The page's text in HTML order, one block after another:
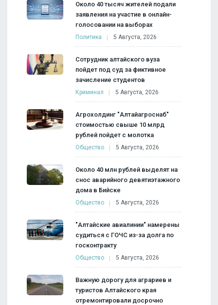
Около 40 тысяч жителей подали
заявления на участие в онлайн-
голосовании на выборах
Политика 5 Августа, 2026
Сотрудник алтайского вуза
пойдет под суд за фиктивное
зачисление студентов
Криминал 5 Августа, 2026
Агрохолдинг "Алтайагроснаб"
стоимостью свыше 10 млрд
рублей пойдет с молотка
Общество 5 Августа, 2026
Около 40 млн рублей выделят на
снос аварийного девятиэтажного
дома в Бийске
Общество 5 Августа, 2026
"Алтайские авиалинии" намерены
судиться с ГОЧС из-за долга по
госконтракту
Общество 5 Августа, 2026
Важную дорогу для аграриев и
туристов Алтайского края
отремонтировали досрочно